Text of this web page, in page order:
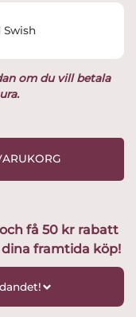
om du vill betala
Swish
få 50 kr rabatt
framtida köp!